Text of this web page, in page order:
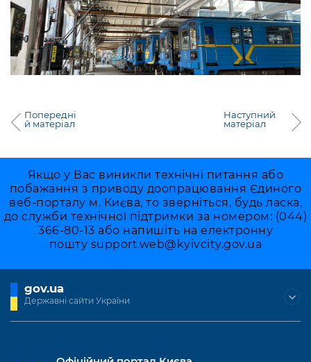
Попередні
й матеріал
Наступний
матеріал
Якщо у Вас виникли технічні питання або
побажання з приводу доопрацювання Єдиного
веб-порталу м. Києва, то зверніться, будь ласка,
до служби технічної підтримки за номером: (044)
366-80-13 або напишіть на електронну
пошту support.web@kyivcity.gov.ua
gov.ua
Державні сайти України